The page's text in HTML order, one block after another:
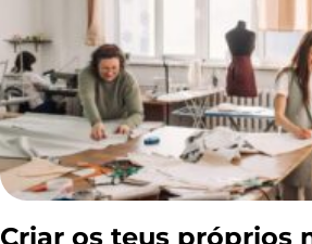
Criar os teus próprios